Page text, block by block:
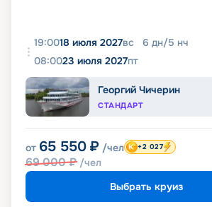
19:0018 июля 2027вс 6 дн/5 нч
08:0023 июля 2027пт
Георгий Чичерин
СТАНДАРТ
от 65 550 ₽ /чел
69 000₽ /чел
+2 027
Выбрать круиз